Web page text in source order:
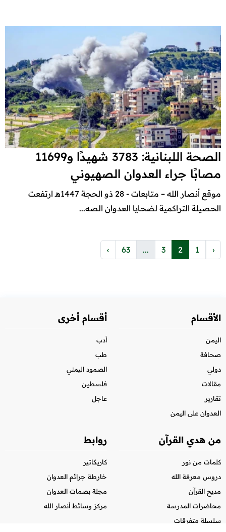
الصحة اللبنانية: 3783 شهيدًا و11699
مصابًا جراء العدوان الصهيوني
موقع أنصار الله – متابعات - 28 ذو الحجة 1447هـ ارتفعت
الحصيلة التراكمية لضحايا العدوان الصه...
‹
1
2
3
...
63
›
الأقسام
اليمن
صحافة
دولي
مقالات
تقارير
العدوان على اليمن
أقسام أخرى
أدب
طب
الصمود اليمني
فلسطين
عاجل
من هدي القرآن
كلمات من نور
دروس معرفة الله
مديح القرآن
محاضرات المدرسة
سلسلة متفرقات
روابط
كاريكاتير
خارطة جرائم العدوان
مجلة بصمات العدوان
مركز وسائط أنصار الله